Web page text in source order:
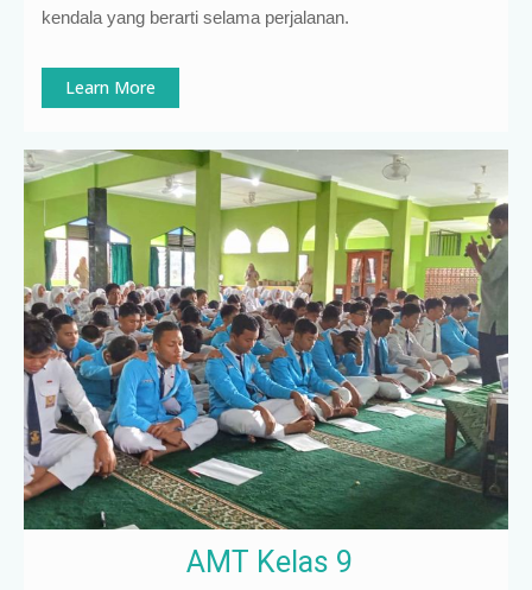
kendala yang berarti selama perjalanan.
Learn More
AMT Kelas 9